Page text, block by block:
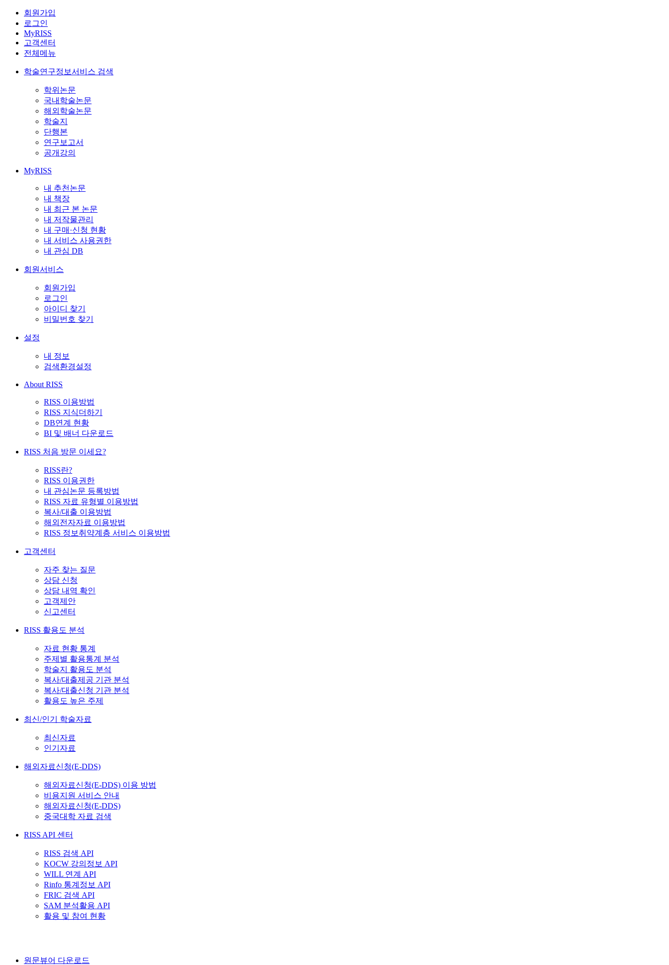
회원가입
로그인
MyRISS
고객센터
전체메뉴
학술연구정보서비스 검색
학위논문
국내학술논문
해외학술논문
학술지
단행본
연구보고서
공개강의
MyRISS
내 추천논문
내 책장
내 최근 본 논문
내 저작물관리
내 구매·신청 현황
내 서비스 사용권한
내 관심 DB
회원서비스
회원가입
로그인
아이디 찾기
비밀번호 찾기
설정
내 정보
검색환경설정
About RISS
RISS 이용방법
RISS 지식더하기
DB연계 현황
BI 및 배너 다운로드
RISS 처음 방문 이세요?
RISS란?
RISS 이용권한
내 관심논문 등록방법
RISS 자료 유형별 이용방법
복사/대출 이용방법
해외전자자료 이용방법
RISS 정보취약계층 서비스 이용방법
고객센터
자주 찾는 질문
상담 신청
상담 내역 확인
고객제안
신고센터
RISS 활용도 분석
자료 현황 통계
주제별 활용통계 분석
학술지 활용도 분석
복사/대출제공 기관 분석
복사/대출신청 기관 분석
활용도 높은 주제
최신/인기 학술자료
최신자료
인기자료
해외자료신청(E-DDS)
해외자료신청(E-DDS) 이용 방법
비용지원 서비스 안내
해외자료신청(E-DDS)
중국대학 자료 검색
RISS API 센터
RISS 검색 API
KOCW 강의정보 API
WILL 연계 API
Rinfo 통계정보 API
FRIC 검색 API
SAM 분석활용 API
활용 및 참여 현황
원문뷰어 다운로드